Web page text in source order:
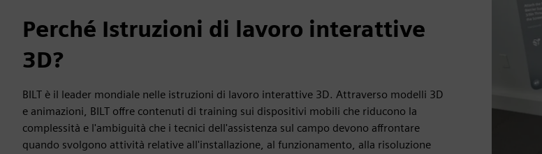
Perché Istruzioni di lavoro interattive
3D?
BILT è il leader mondiale nelle istruzioni di lavoro interattive 3D. Attraverso modelli 3D
e animazioni, BILT offre contenuti di training sui dispositivi mobili che riducono la
complessità e l'ambiguità che i tecnici dell'assistenza sul campo devono affrontare
quando svolgono attività relative all'installazione, al funzionamento, alla risoluzione